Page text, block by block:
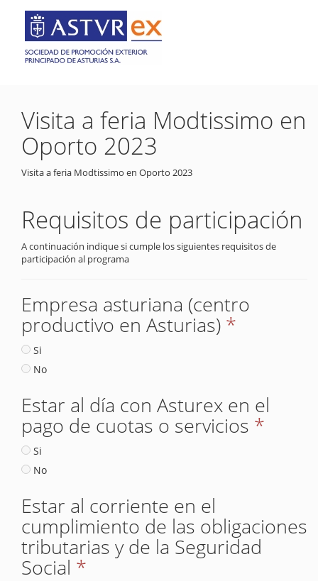
Visita a feria Modtissimo en
Oporto 2023
Visita a feria Modtissimo en Oporto 2023
Requisitos de participación
A continuación indique si cumple los siguientes requisitos de
participación al programa
Empresa asturiana (centro
productivo en Asturias) *
Si
No
Estar al día con Asturex en el
pago de cuotas o servicios *
Si
No
Estar al corriente en el
cumplimiento de las obligaciones
tributarias y de la Seguridad
Social *